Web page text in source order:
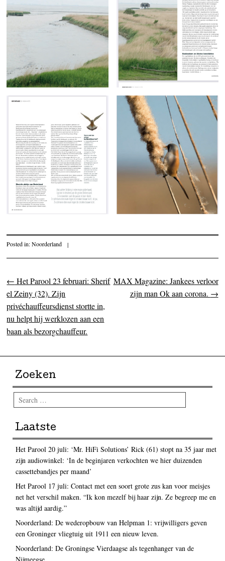
Posted in:Noorderland |
Post navigation
← Het Parool 23 februari: Sherif
el Zeiny (32). Zijn
privéchauffeursdienst stortte in,
nu helpt hij werklozen aan een
baan als bezorgchauffeur.
MAX Magazine: Jankees verloor
zijn man Ok aan corona. →
Zoeken
Search
Laatste
Het Parool 20 juli: ‘Mr. HiFi Solutions’ Rick (61) stopt na 35 jaar met
zijn audiowinkel: ‘In de beginjaren verkochten we hier duizenden
cassettebandjes per maand’
Het Parool 17 juli: Contact met een soort grote zus kan voor meisjes
net het verschil maken. “Ik kon mezelf bij haar zijn. Ze begreep me en
was altijd aardig.”
Noorderland: De wederopbouw van Helpman 1: vrijwilligers geven
een Groninger vliegtuig uit 1911 een nieuw leven.
Noorderland: De Groningse Vierdaagse als tegenhanger van de